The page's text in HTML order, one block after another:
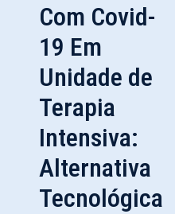
Com Covid-
19 Em
Unidade de
Terapia
Intensiva:
Alternativa
Tecnológica